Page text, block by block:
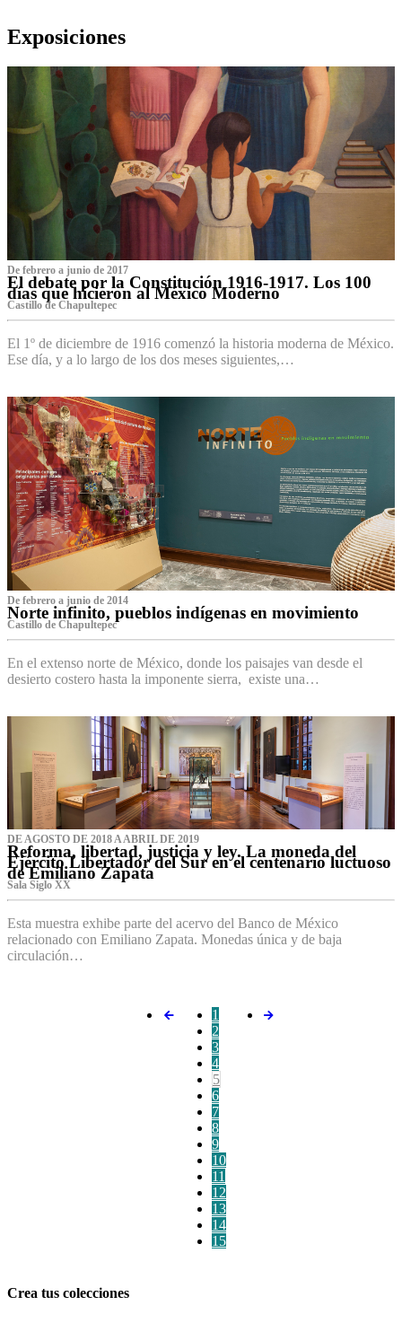
Exposiciones
De febrero a junio de 2017
El debate por la Constitución 1916-1917. Los 100
días que hicieron al México Moderno
Castillo de Chapultepec
El 1º de diciembre de 1916 comenzó la historia moderna de México.
Ese día, y a lo largo de los dos meses siguientes,…
De febrero a junio de 2014
Norte infinito, pueblos indígenas en movimiento
Castillo de Chapultepec
En el extenso norte de México, donde los paisajes van desde el
desierto costero hasta la imponente sierra, existe una…
DE AGOSTO DE 2018 A ABRIL DE 2019
Reforma, libertad, justicia y ley. La moneda del
Ejército Libertador del Sur en el centenario luctuoso
de Emiliano Zapata
Sala Siglo XX
Esta muestra exhibe parte del acervo del Banco de México
relacionado con Emiliano Zapata. Monedas única y de baja
circulación…
1
2
3
4
5
6
7
8
9
10
11
12
13
14
15
Crea tus colecciones